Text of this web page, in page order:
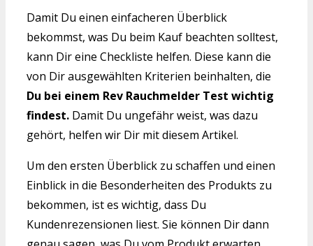
Damit Du einen einfacheren Überblick
bekommst, was Du beim Kauf beachten solltest,
kann Dir eine Checkliste helfen. Diese kann die
von Dir ausgewählten Kriterien beinhalten, die
Du bei einem Rev Rauchmelder Test wichtig
findest. Damit Du ungefähr weist, was dazu
gehört, helfen wir Dir mit diesem Artikel.
Um den ersten Überblick zu schaffen und einen
Einblick in die Besonderheiten des Produkts zu
bekommen, ist es wichtig, dass Du
Kundenrezensionen liest. Sie können Dir dann